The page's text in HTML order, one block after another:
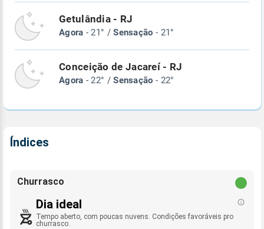
Getulândia - RJ
Agora - 21° /Sensação - 21°
Conceição de Jacareí - RJ
Agora - 22° /Sensação - 22°
Índices
Churrasco
Dia ideal
Tempo aberto, com poucas nuvens. Condições favoráveis pro
churrasco.